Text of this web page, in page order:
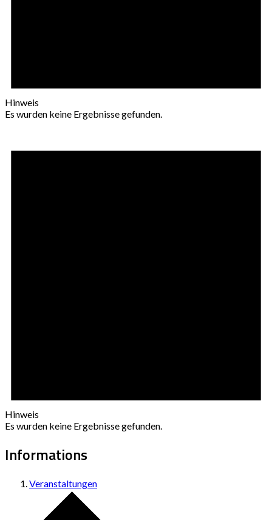
Hinweis
Es wurden keine Ergebnisse gefunden.
Hinweis
Es wurden keine Ergebnisse gefunden.
Informations
Veranstaltungen